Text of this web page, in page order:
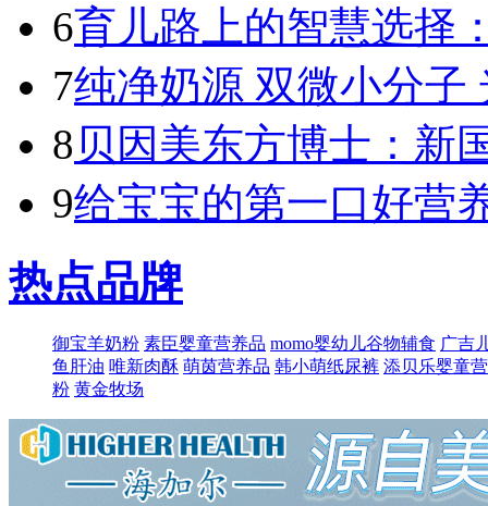
6育儿路上的智慧选择
7纯净奶源 双微小分子
8 贝因美东方博士：新
9给宝宝的第一口好营
热点品牌
御宝羊奶粉 素臣婴童营养品 momo婴幼儿谷物辅食 广吉
鱼肝油 唯新肉酥 萌​茵营养品 韩小萌纸尿裤 添贝乐婴童
粉 黄金牧场